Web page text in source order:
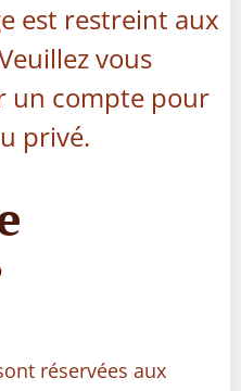
est restreint aux
vous
un compte pour
privé.
réservées aux